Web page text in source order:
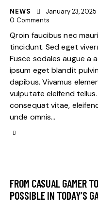
NEWS January 23, 2025
0 Comments
Qroin faucibus nec
tincidunt. Sed eget
Fusce sodales augue a
ipsum eget blandit
dapibus. Vivamus
vulputate eleifend
consequat vitae,
unde omnis…
FROM CASUAL GAMER
POSSIBLE IN TODAY’S